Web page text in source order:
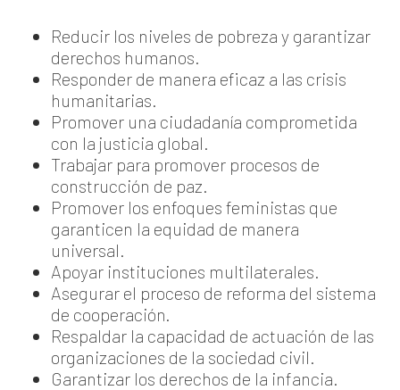
Reducir los niveles de pobreza y garantizar
derechos humanos.
Responder de manera eficaz a las crisis
humanitarias.
Promover una ciudadanía comprometida
con la justicia global.
Trabajar para promover procesos de
construcción de paz.
Promover los enfoques feministas que
garanticen la equidad de manera
universal.
Apoyar instituciones multilaterales.
Asegurar el proceso de reforma del sistema
de cooperación.
Respaldar la capacidad de actuación de las
organizaciones de la sociedad civil.
Garantizar los derechos de la infancia.